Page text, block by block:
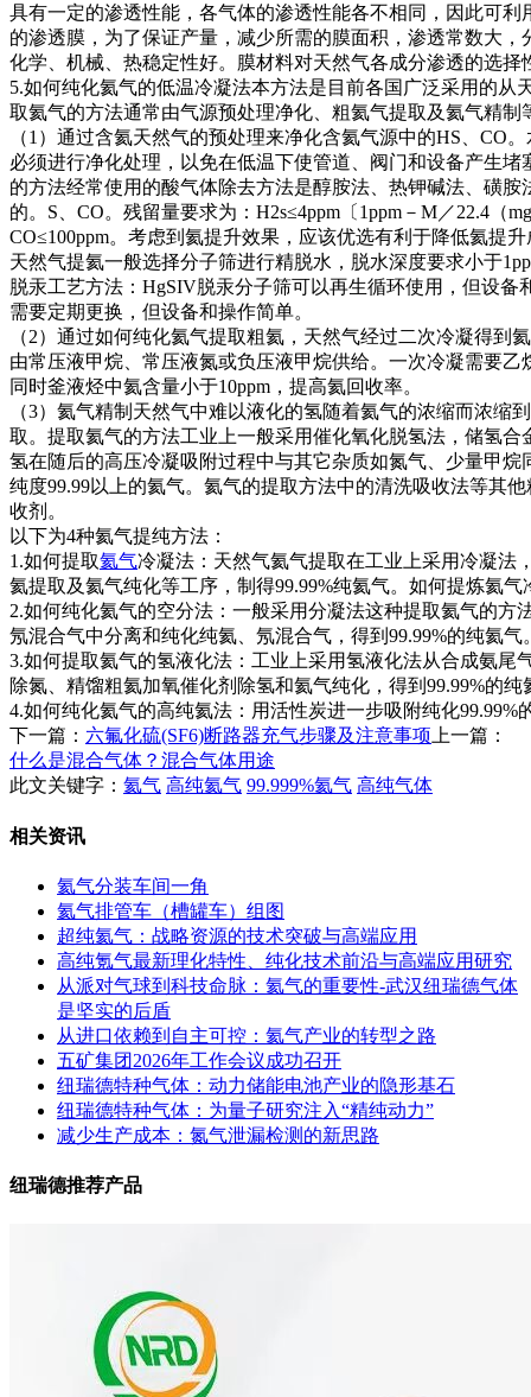
具有一定的渗透性能，各气体的渗透性能各不相同，因此可
的渗透膜，为了保证产量，减少所需的膜面积，渗透常数大
化学、机械、热稳定性好。膜材料对天然气各成分渗透的选择
5.如何纯化氦气的低温冷凝法本方法是目前各国广泛采用的从
取氦气的方法通常由气源预处理净化、粗氦气提取及氦气精制
（1）通过含氦天然气的预处理来净化含氦气源中的HS、CO
必须进行净化处理，以免在低温下使管道、阀门和设备产生
的方法经常使用的酸气体除去方法是醇胺法、热钾碱法、磺
的。S、CO。残留量要求为：H2s≤4ppm〔1ppm－M／22.4（
CO≤100ppm。考虑到氦提升效果，应该优选有利于降低氦提
天然气提氦一般选择分子筛进行精脱水，脱水深度要求小于
脱汞工艺方法：HgSIV脱汞分子筛可以再生循环使用，但设
需要定期更换，但设备和操作简单。
（2）通过如何纯化氦气提取粗氦，天然气经过二次冷凝得到
由常压液甲烷、常压液氮或负压液甲烷供给。一次冷凝需要
同时釜液烃中氦含量小于10ppm，提高氦回收率。
（3）氦气精制天然气中难以液化的氢随着氦气的浓缩而浓缩
取。提取氦气的方法工业上一般采用催化氧化脱氢法，储氢合
氢在随后的高压冷凝吸附过程中与其它杂质如氮气、少量甲
纯度99.99以上的氦气。氦气的提取方法中的清洗吸收法等其
收剂。
以下为4种氦气提纯方法：
1.如何提取氦气冷凝法：天然气氦气提取在工业上采用冷凝法
氦提取及氦气纯化等工序，制得99.99%纯氦气。如何提炼氦气
2.如何纯化氦气的空分法：一般采用分凝法这种提取氦气的方
氖混合气中分离和纯化纯氦、氖混合气，得到99.99%的纯氦气
3.如何提取氦气的氢液化法：工业上采用氢液化法从合成氨尾
除氮、精馏粗氦加氧催化剂除氢和氦气纯化，得到99.99%的纯
4.如何纯化氦气的高纯氦法：用活性炭进一步吸附纯化99.99%
下一篇： 六氟化硫(SF6)断路器充气步骤及注意事项 上一篇：
什么是混合气体？混合气体用途
此文关键字： 氦气 高纯氦气 99.999%氦气 高纯气体
相关资讯
氦气分装车间一角
氦气排管车（槽罐车）组图
超纯氦气：战略资源的技术突破与高端应用
高纯氪气最新理化特性、纯化技术前沿与高端应用研究
从派对气球到科技命脉：氦气的重要性-武汉纽瑞德气体
是坚实的后盾
从进口依赖到自主可控：氦气产业的转型之路
五矿集团2026年工作会议成功召开
纽瑞德特种气体：动力储能电池产业的隐形基石
纽瑞德特种气体：为量子研究注入“精纯动力”
减少生产成本：氮气泄漏检测的新思路
纽瑞德推荐产品